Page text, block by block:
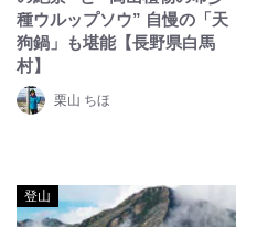
種ウルップソウ” 自慢の「天
狗鍋」も堪能【長野県白馬
村】
栗山 ちほ
登山